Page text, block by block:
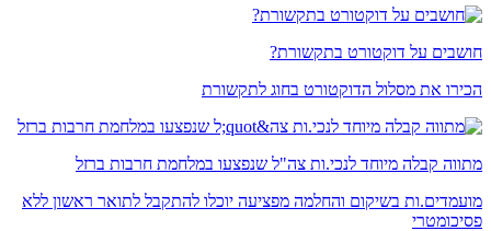
חושבים על דוקטורט בתקשורת?
הכירו את מסלול הדוקטורט בחוג לתקשורת
מתווה קבלה מיוחד לנכי.ות צה"ל שנפצעו במלחמת חרבות ברזל
מועמדים.ות בשיקום והחלמה מפציעה יוכלו להתקבל לתואר ראשון ללא
פסיכומטרי